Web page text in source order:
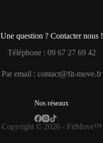
Une question ? Contacter nous !
Téléphone : 09 67 27 69 42
Par email : contact@fit-move.fr
Nos réseaux
Copyright © 2026 - FitMove™